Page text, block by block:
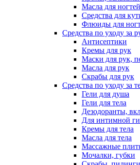
Масла для ногтей
Средства для
Флюиды для
Средства по уходу за
Антисептики
Кремы для рук
Маски для рук,
Масла для рук
Скрабы для рук
Средства по уходу за
Гели для душа
Гели для тела
Дезодоранты,
Для интимной
Кремы для тела
Масла для тела
Массажные
Мочалки, губки